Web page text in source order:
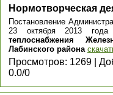
Нормотворческая
Постановление
23 октября 2013
теплоснабжения
Лабинского района
Просмотров: 1269
0.0/0